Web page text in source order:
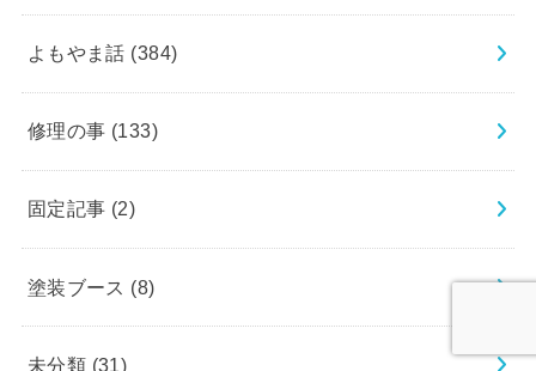
よもやま話 (384)
修理の事 (133)
固定記事 (2)
塗装ブース (8)
未分類 (31)